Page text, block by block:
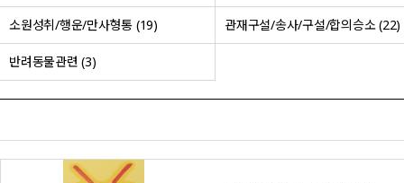
소원성취/행운/만사형통 (19) 관재구설/송사/구설/합의승소 (22)
반려동물관련 (3)